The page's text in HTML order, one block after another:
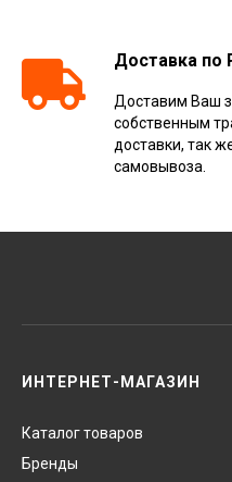
Доставка по
Доставим Ваш
собственным
доставки, так
самовывоза.
ИНТЕРНЕТ-МАГАЗИН
Каталог товаров
Бренды